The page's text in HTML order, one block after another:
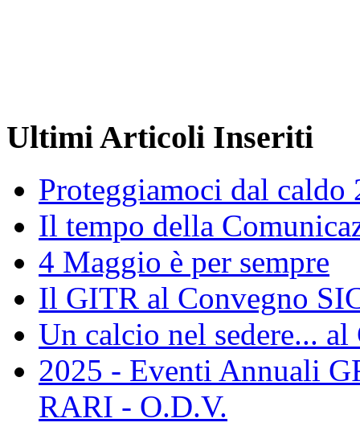
Ultimi Articoli Inseriti
Proteggiamoci dal caldo
Il tempo della
4 Maggio è per sempre
Il GITR al Convegno
Un calcio nel sedere...
2025 - Eventi Annuali
RARI - O.D.V.